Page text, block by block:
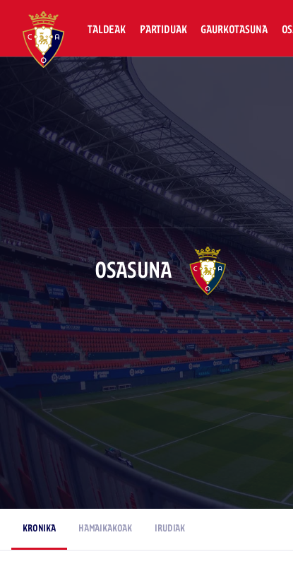
TALDEAK PARTIDUAK GAURKOTASUNA
OSASUNA
KRONIKA HAMAIKAKOAK IRUDIAK